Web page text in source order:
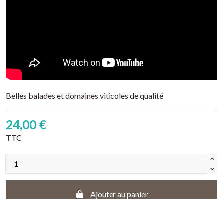
Belles balades et domaines viticoles de qualité
24,00 €
TTC
Ajouter au panier